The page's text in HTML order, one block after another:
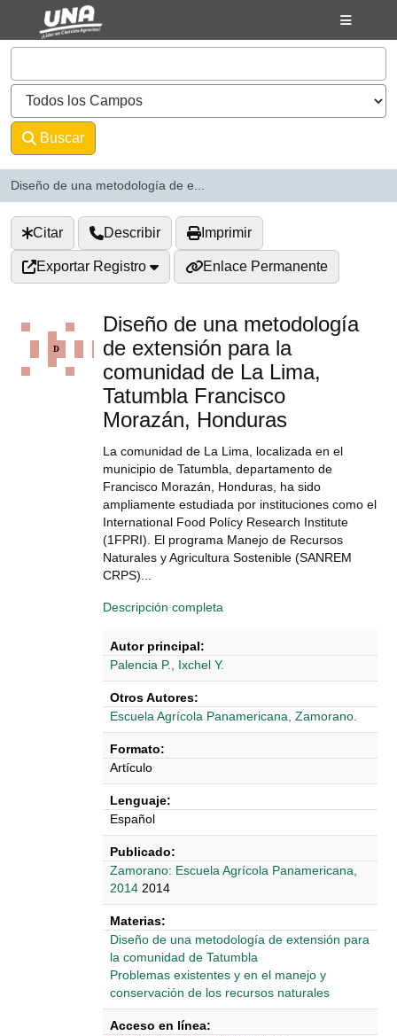
Saltar al contenido
VuFind
Buscar
Diseño de una metodología de e...
Citar Describir Imprimir
Exportar Registro Enlace Permanente
Diseño de una metodología
de extensión para la
comunidad de La Lima,
Tatumbla Francisco
Morazán, Honduras
La comunidad de La Lima, localizada en el
municipio de Tatumbla, departamento de
Francisco Morazán, Honduras, ha sido
ampliamente estudiada por instituciones como el
International Food Polícy Research Institute
(1FPRI). El programa Manejo de Recursos
Naturales y Agricultura Sostenible (SANREM
CRPS)...
Descripción completa
Autor principal:
Palencia P., Ixchel Y.
Otros Autores:
Escuela Agrícola Panamericana, Zamorano.
Formato:
Artículo
Lenguaje:
Español
Publicado:
Zamorano: Escuela Agrícola Panamericana,
2014 2014
Materias:
Diseño de una metodología de extensión para
la comunidad de Tatumbla
Problemas existentes y en el manejo y
conservación de los recursos naturales
Acceso en línea: